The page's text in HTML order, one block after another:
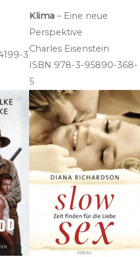
3
Klima– Eine neue
Perspektive
Charles Eisenstein
ISBN 978-3-95890-368-
5